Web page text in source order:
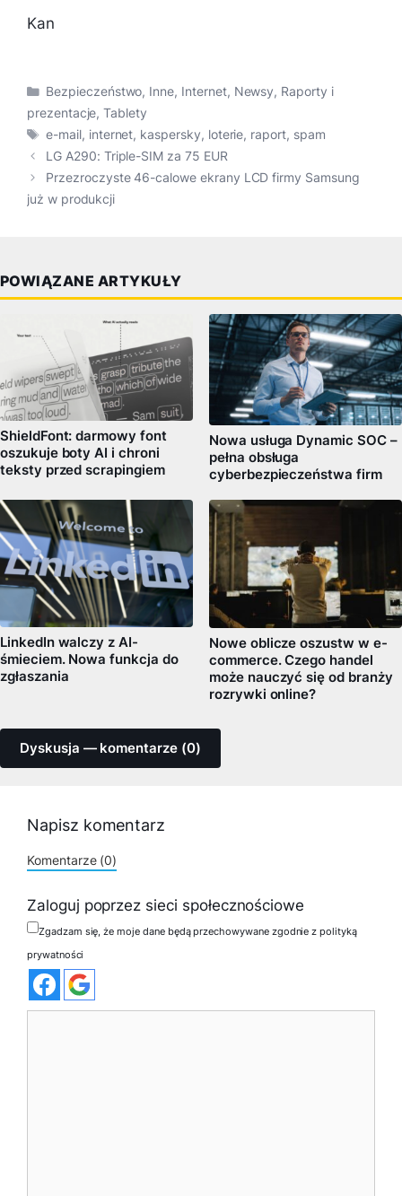
Kan
Kategorie
Bezpieczeństwo, Inne, Internet, Newsy, Raporty i
prezentacje,Tablety
Tagi
e-mail, internet, kaspersky, loterie, raport, spam
LG A290: Triple-SIM za 75 EUR
Przezroczyste 46-calowe ekrany LCD firmy Samsung
już w produkcji
POWIĄZANE ARTYKUŁY
ShieldFont: darmowy font
oszukuje boty AI i chroni
teksty przed scrapingiem
Nowa usługa Dynamic SOC –
pełna obsługa
cyberbezpieczeństwa firm
LinkedIn walczy z AI-
śmieciem. Nowa funkcja do
zgłaszania
Nowe oblicze oszustw w e-
commerce. Czego handel
może nauczyć się od branży
rozrywki online?
Dyskusja — komentarze (0)
Napisz komentarz
Komentarze (0)
Zaloguj poprzez sieci społecznościowe
Zgadzam się, że moje dane będą przechowywane zgodnie z polityką
prywatności